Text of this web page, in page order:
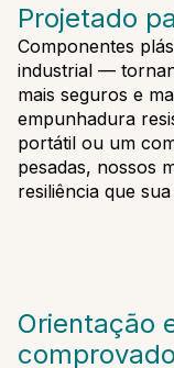
Projetado
Componentes
industrial —
mais seguros e
empunhadura
portátil ou um
pesadas, nossos
resiliência que
Orientação